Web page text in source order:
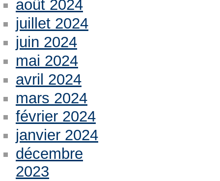
août 2024
juillet 2024
juin 2024
mai 2024
avril 2024
mars 2024
février 2024
janvier 2024
décembre
2023